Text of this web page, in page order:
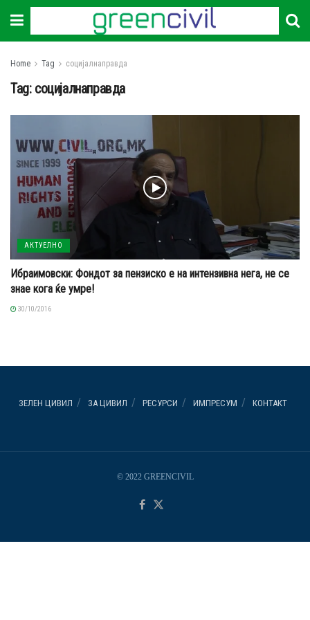
Home Tag социјалнаправда
Tag: социјалнаправда
АКТУЕЛНО
Ибраимовски: Фондот за пензиско е на интензивна нега, не се
знае кога ќе умре!
30/10/2016
ЗЕЛЕН ЦИВИЛ ЗА ЦИВИЛ РЕСУРСИ ИМПРЕСУМ КОНТАКТ
© 2022 GREENCIVIL